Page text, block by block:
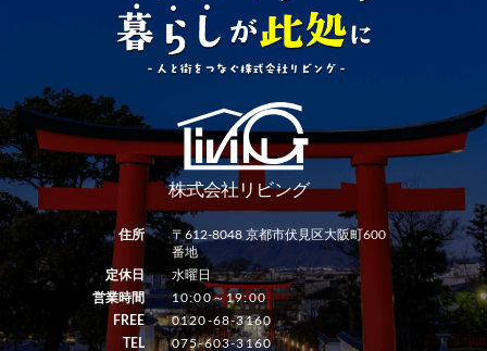
住所
〒612-8048 京都市伏見区大阪町600
番地
定休日
水曜日
営業時間
10:00～19:00
FREE
0120-68-3160
TEL
075-603-3160